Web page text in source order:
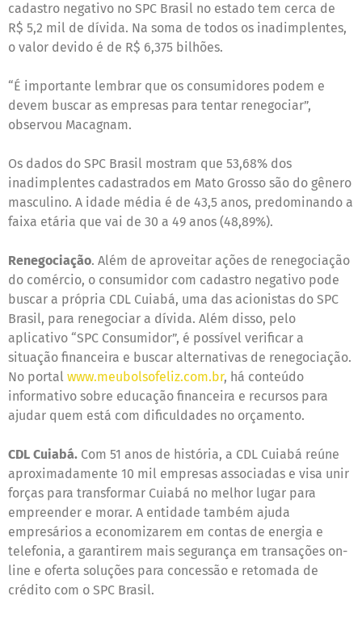
cadastro negativo no SPC Brasil no estado tem cerca de
R$ 5,2 mil de dívida. Na soma de todos os inadimplentes,
o valor devido é de R$ 6,375 bilhões.
“É importante lembrar que os consumidores podem e
devem buscar as empresas para tentar renegociar”,
observou Macagnam.
Os dados do SPC Brasil mostram que 53,68% dos
inadimplentes cadastrados em Mato Grosso são do gênero
masculino. A idade média é de 43,5 anos, predominando a
faixa etária que vai de 30 a 49 anos (48,89%).
Renegociação. Além de aproveitar ações de renegociação
do comércio, o consumidor com cadastro negativo pode
buscar a própria CDL Cuiabá, uma das acionistas do SPC
Brasil, para renegociar a dívida. Além disso, pelo
aplicativo “SPC Consumidor”, é possível verificar a
situação financeira e buscar alternativas de renegociação.
No portalwww.meubolsofeliz.com.br, há conteúdo
informativo sobre educação financeira e recursos para
ajudar quem está com dificuldades no orçamento.
CDL Cuiabá. Com 51 anos de história, a CDL Cuiabá reúne
aproximadamente 10 mil empresas associadas e visa unir
forças para transformar Cuiabá no melhor lugar para
empreender e morar. A entidade também ajuda
empresários a economizarem em contas de energia e
telefonia, a garantirem mais segurança em transações on-
line e oferta soluções para concessão e retomada de
crédito com o SPC Brasil.